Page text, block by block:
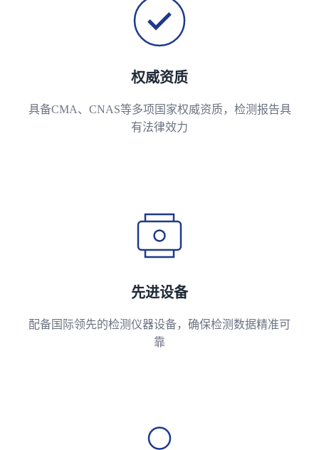
权威资质
具备CMA、CNAS等多项国家权威资质，检测报告具
有法律效力
先进设备
配备国际领先的检测仪器设备，确保检测数据精准可
靠